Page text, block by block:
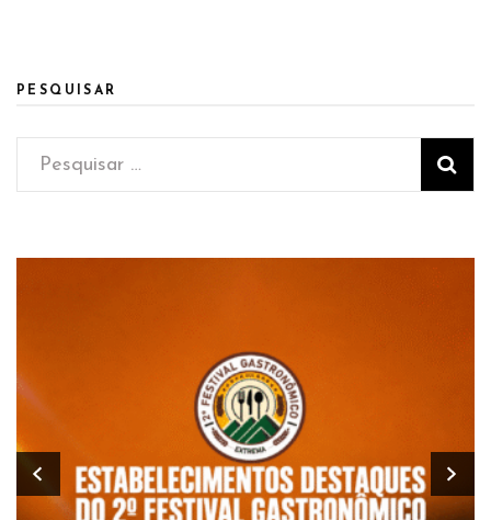
PESQUISAR
Pesquisar
por: